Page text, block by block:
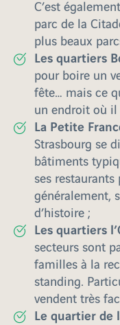
C’est
parc de la
plus beaux
Les quartiers
pour boire un
fête… mais ce
un endroit où
La Petite
Strasbourg se
bâtiments
ses
généralement,
d’histoire ;
Les quartiers
secteurs sont
familles à la
standing.
vendent très
Le quartier de